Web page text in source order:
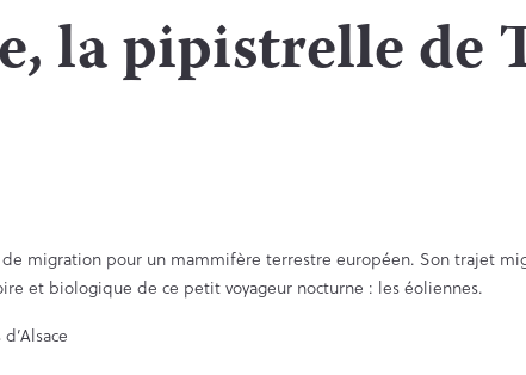
la pipistrelle de
migration pour un mammifère terrestre européen. Son trajet
et biologique de ce petit voyageur nocturne : les éoliennes.